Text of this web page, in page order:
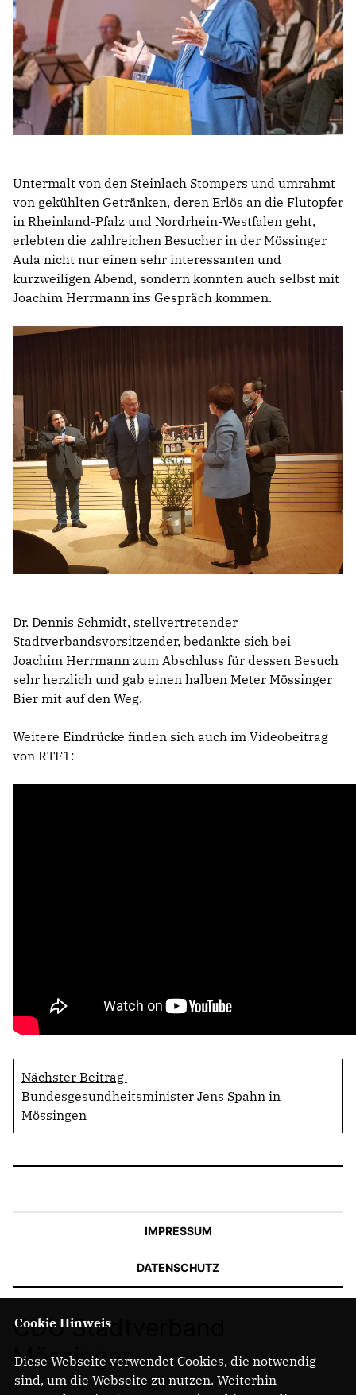
Untermalt von den Steinlach Stompers und umrahmt
von gekühlten Getränken, deren Erlös an die Flutopfer
in Rheinland-Pfalz und Nordrhein-Westfalen geht,
erlebten die zahlreichen Besucher in der Mössinger
Aula nicht nur einen sehr interessanten und
kurzweiligen Abend, sondern konnten auch selbst mit
Joachim Herrmann ins Gespräch kommen.
Dr. Dennis Schmidt, stellvertretender
Stadtverbandsvorsitzender, bedankte sich bei
Joachim Herrmann zum Abschluss für dessen Besuch
sehr herzlich und gab einen halben Meter Mössinger
Bier mit auf den Weg.
Weitere Eindrücke finden sich auch im Videobeitrag
von RTF1:
Nächster Beitrag
Bundesgesundheitsminister Jens Spahn in
Mössingen
IMPRESSUM
DATENSCHUTZ
CDU Stadtverband
Mössingen
Cookie Hinweis
Diese Webseite verwendet Cookies, die notwendig
sind, um die Webseite zu nutzen. Weiterhin